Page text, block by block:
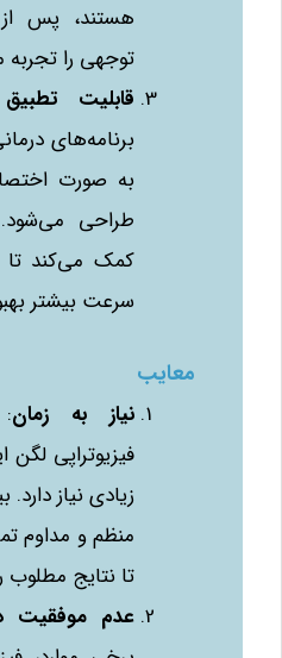
هستند، پس
توجهی را تجربه
قابلیت
برنامه‌های
به صورت
طراحی می‌شود.
کمک می‌کند تا
سرعت بیشتر
معایب
نیاز به زمان
فیزیوتراپی
زیادی نیاز
منظم و مداوم
تا نتایج مطلوب
عدم موفقیت